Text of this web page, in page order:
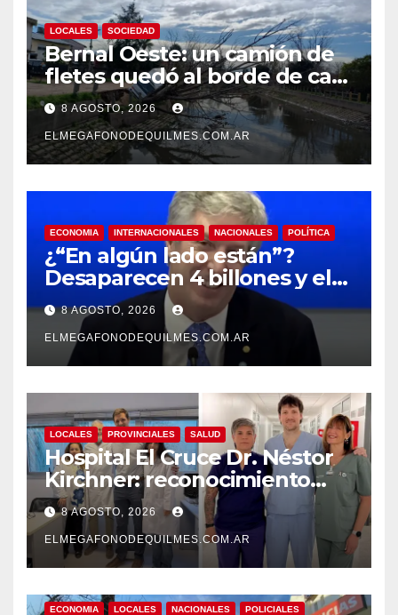
LOCALES SOCIEDAD
Bernal Oeste: un camión de
fletes quedó al borde de caer
al arroyo Las Piedras
8 AGOSTO, 2026
ELMEGAFONODEQUILMES.COM.AR
ECONOMIA INTERNACIONALES NACIONALES POLÍTICA
¿“En algún lado están”?
Desaparecen 4 billones y el
presidente del BCRA
responde con una risita
8 AGOSTO, 2026
ELMEGAFONODEQUILMES.COM.AR
LOCALES PROVINCIALES SALUD
Hospital El Cruce Dr. Néstor
Kirchner: reconocimiento
internacional a la calidad de
su atención
8 AGOSTO, 2026
ELMEGAFONODEQUILMES.COM.AR
ECONOMIA LOCALES NACIONALES POLICIALES